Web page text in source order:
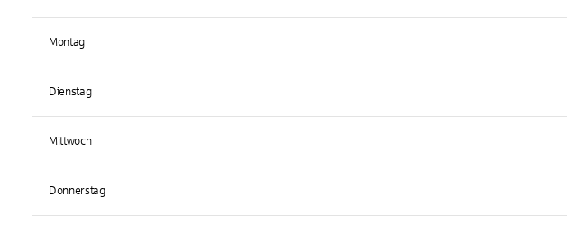
Montag
Dienstag
Mittwoch
Donnerstag